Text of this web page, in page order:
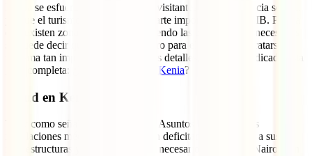
Kenia se esfuerza en ofrecer a sus visitantes una experiencia segura
ya que el turismo representa una parte importante de su PIB. Pese a
que existen zonas peligrosas, siguiendo las precauciones necesarias
se puede decir que es un país seguro para el turismo. Al tratarse de
un tema tan importante y con tantos detalles, le hemos dedicado esta
guía completa: ¿
Es seguro viajar a Kenia?
Salud en Kenia
Tal y como señala el Ministerio de Asuntos Exteriores, las
instalaciones médicas en Kenia son deficitarias en cuanto a sus
infraestructuras y muchas veces es necesario volar hasta Nairobi en